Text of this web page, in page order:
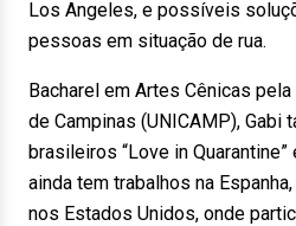
Los Angeles, e possíveis
pessoas em situação de rua.
Bacharel em Artes Cênicas
de Campinas (UNICAMP), Gabi
brasileiros “Love in Quarantine”
ainda tem trabalhos na
nos Estados Unidos, onde